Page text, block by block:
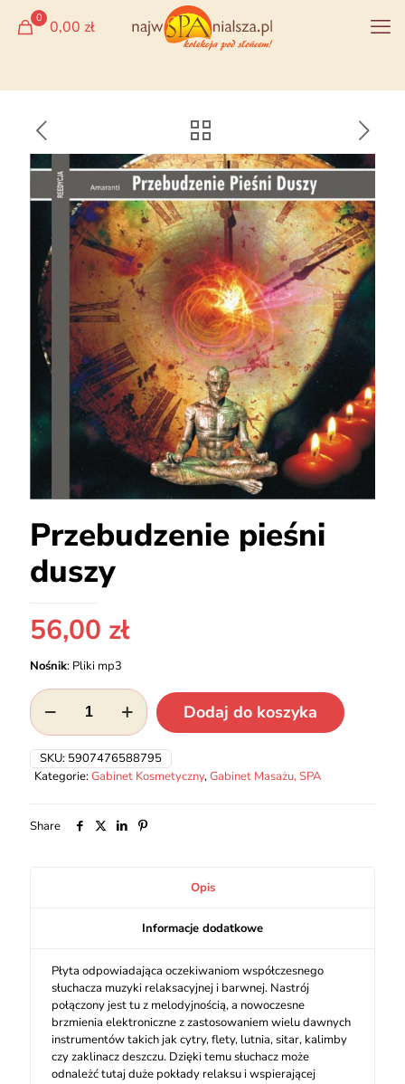
0 0,00 zł
Przebudzenie pieśni
duszy
56,00 zł
Nośnik: Pliki mp3
ilość
Przebudzenie
pieśni
duszy
Dodaj do koszyka
SKU: 5907476588795
Kategorie:Gabinet Kosmetyczny,Gabinet Masażu, SPA
Share
Opis
Informacje dodatkowe
Płyta odpowiadająca oczekiwaniom współczesnego
słuchacza muzyki relaksacyjnej i barwnej. Nastrój
połączony jest tu z melodyjnością, a nowoczesne
brzmienia elektroniczne z zastosowaniem wielu dawnych
instrumentów takich jak cytry, flety, lutnia, sitar, kalimby
czy zaklinacz deszczu. Dzięki temu słuchacz może
odnależć tutaj duże pokłady relaksu i wspierającej